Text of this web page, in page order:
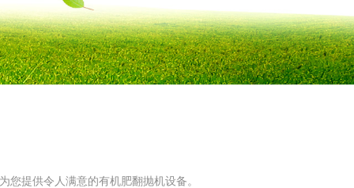
为您提供令人满意的有机肥翻抛机设备。